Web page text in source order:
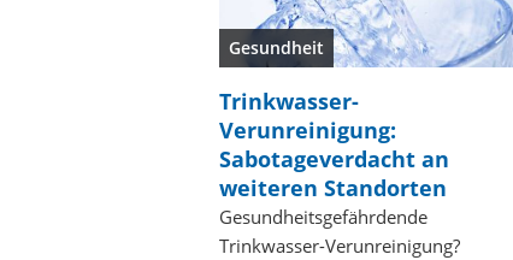
Gesundheit
Trinkwasser-
Verunreinigung:
Sabotageverdacht an
weiteren Standorten
Gesundheitsgefährdende
Trinkwasser-Verunreinigung?